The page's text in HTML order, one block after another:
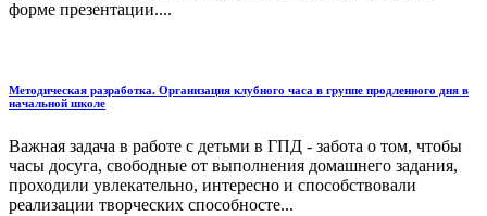
форме презентации....
Методическая разработка. Организация клубного часа в группе продленного дня в
начальной школе
Важная задача в работе с детьми в ГПД - забота о том, чтобы
часы досуга, свободные от выполнения домашнего задания,
проходили увлекательно, интересно и способствовали
реализации творческих способносте...